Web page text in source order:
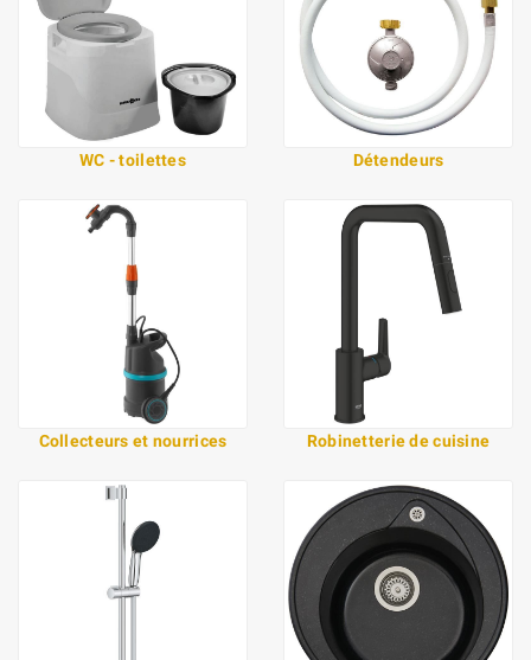
WC - toilettes Détendeurs
Collecteurs et nourrices Robinetterie de cuisine